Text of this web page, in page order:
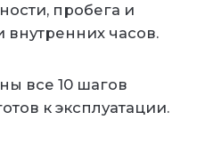
пробега и
внутренних часов.
все 10 шагов
к эксплуатации.